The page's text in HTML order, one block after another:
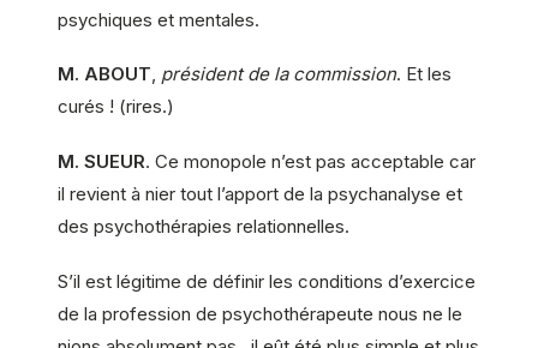
psychiques et mentales.
M. ABOUT, président de la commission. Et les
curés ! (rires.)
M. SUEUR. Ce monopole n’est pas acceptable car
il revient à nier tout l’apport de la psychanalyse et
des psychothérapies relationnelles.
S’il est légitime de définir les conditions d’exercice
de la profession de psychothérapeute nous ne le